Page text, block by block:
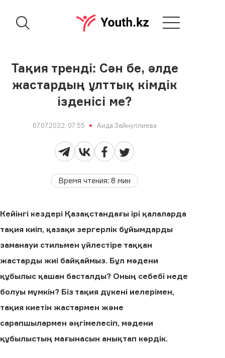
Тақия тренді: Сән бе, әлде
жастардың ұлттық кімдік
ізденісі ме?
07.07.2022, 07:55 Аида Зайнуллиева
Время чтения: 8 мин
Кейінгі кездері Қазақстандағы ірі қалаларда
тақия киіп, қазақи зергерлік бұйымдарды
заманауи стильмен үйлестіре таққан
жастарды жиі байқаймыз. Бұл мәдени
құбылыс қашан басталды? Оның себебі неде
болуы мүмкін? Біз тақия дүкені иелерімен,
тақия киетін жастармен және
сарапшылармен әңгімелесіп, мәдени
құбылыстың мағынасын анықтап көрдік.